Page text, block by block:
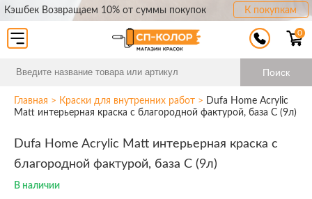
Кэшбек Возвращаем 10% от суммы покупок К покупкам
Поиск
0
Главная > Краски для внутренних работ > Dufa Home Acrylic
Matt интерьерная краска с благородной фактурой, база С (9л)
Dufa Home Acrylic Matt интерьерная краска с
благородной фактурой, база С (9л)
В наличии